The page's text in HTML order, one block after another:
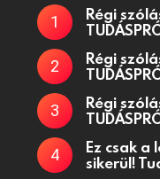
Régi
Régi
Régi
Ez csak
sikerül!